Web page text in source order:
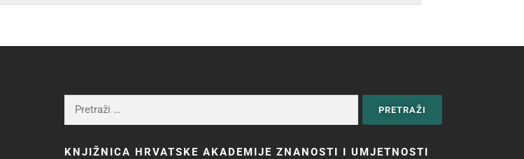
KNJIŽNICA HRVATSKE AKADEMIJE ZNANOSTI I UMJETNOSTI